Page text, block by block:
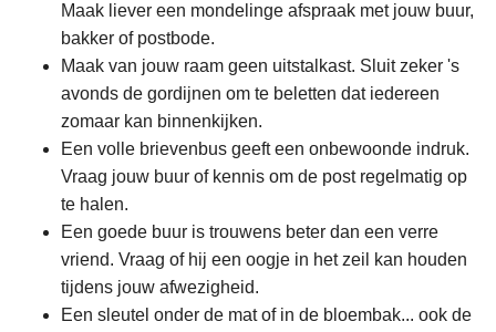
Maak liever een mondelinge afspraak met jouw buur,
bakker of postbode.
Maak van jouw raam geen uitstalkast. Sluit zeker 's
avonds de gordijnen om te beletten dat iedereen
zomaar kan binnenkijken.
Een volle brievenbus geeft een onbewoonde indruk.
Vraag jouw buur of kennis om de post regelmatig op
te halen.
Een goede buur is trouwens beter dan een verre
vriend. Vraag of hij een oogje in het zeil kan houden
tijdens jouw afwezigheid.
Een sleutel onder de mat of in de bloembak... ook de